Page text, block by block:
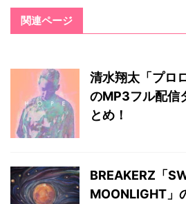
関連ページ
清水翔太「プロ
のMP3フル配信
とめ！
BREAKERZ「
MOONLIGHT」